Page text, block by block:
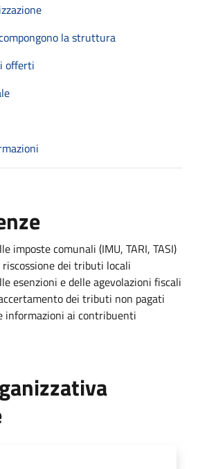
la struttura
offerti
imposte comunali (IMU, TARI, TASI)
riscossione dei tributi locali
esenzioni e delle agevolazioni fiscali
dei tributi non pagati
informazioni ai contribuenti